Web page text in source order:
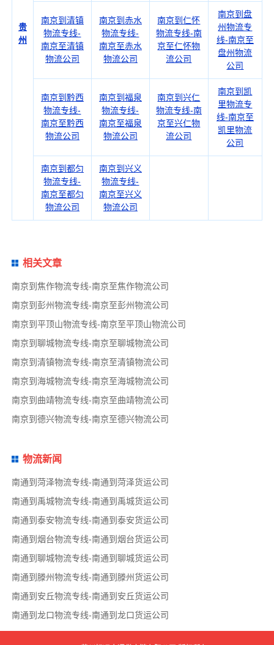
贵
州
南京到清镇
物流专线-
南京至清镇
物流公司
南京到赤水
物流专线-
南京至赤水
物流公司
南京到仁怀
物流专线-南
京至仁怀物
流公司
南京到盘
州物流专
线-南京至
盘州物流
公司
南京到黔西
物流专线-
南京至黔西
物流公司
南京到福泉
物流专线-
南京至福泉
物流公司
南京到兴仁
物流专线-南
京至兴仁物
流公司
南京到凯
里物流专
线-南京至
凯里物流
公司
南京到都匀
物流专线-
南京至都匀
物流公司
南京到兴义
物流专线-
南京至兴义
物流公司
相关文章
南京到焦作物流专线-南京至焦作物流公司
南京到彭州物流专线-南京至彭州物流公司
南京到平顶山物流专线-南京至平顶山物流公司
南京到聊城物流专线-南京至聊城物流公司
南京到清镇物流专线-南京至清镇物流公司
南京到海城物流专线-南京至海城物流公司
南京到曲靖物流专线-南京至曲靖物流公司
南京到德兴物流专线-南京至德兴物流公司
物流新闻
南通到菏泽物流专线-南通到菏泽货运公司
南通到禹城物流专线-南通到禹城货运公司
南通到泰安物流专线-南通到泰安货运公司
南通到烟台物流专线-南通到烟台货运公司
南通到聊城物流专线-南通到聊城货运公司
南通到滕州物流专线-南通到滕州货运公司
南通到安丘物流专线-南通到安丘货运公司
南通到龙口物流专线-南通到龙口货运公司